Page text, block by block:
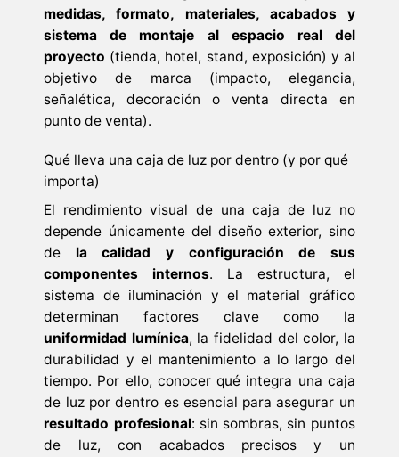
medidas, formato, materiales, acabados y
sistema de montaje al espacio real del
proyecto (tienda, hotel, stand, exposición) y al
objetivo de marca (impacto, elegancia,
señalética, decoración o venta directa en
punto de venta).
Qué lleva una caja de luz por dentro (y por qué
importa)
El rendimiento visual de una caja de luz no
depende únicamente del diseño exterior, sino
de la calidad y configuración de sus
componentes internos. La estructura, el
sistema de iluminación y el material gráfico
determinan factores clave como la
uniformidad lumínica, la fidelidad del color, la
durabilidad y el mantenimiento a lo largo del
tiempo. Por ello, conocer qué integra una caja
de luz por dentro es esencial para asegurar un
resultado profesional: sin sombras, sin puntos
de luz, con acabados precisos y un